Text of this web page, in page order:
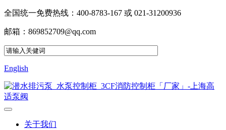
全国统一免费热线：400-8783-167 或 021-31200936
邮箱：869852709@qq.com
English
关于我们